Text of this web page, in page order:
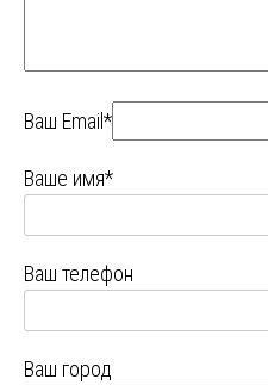
Ваш Email*
Ваше имя*
Ваш телефон
Ваш город